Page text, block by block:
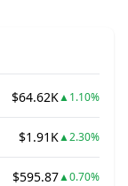
$64.62K▲1.10%
$1.91K▲2.30%
$595.87▲0.70%